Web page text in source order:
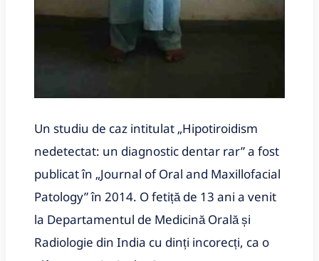
Un studiu de caz intitulat „Hipotiroidism
nedetectat: un diagnostic dentar rar” a fost
publicat în „Journal of Oral and Maxillofacial
Patology” în 2014. O fetiță de 13 ani a venit
la Departamentul de Medicină Orală și
Radiologie din India cu dinți incorecți, ca o